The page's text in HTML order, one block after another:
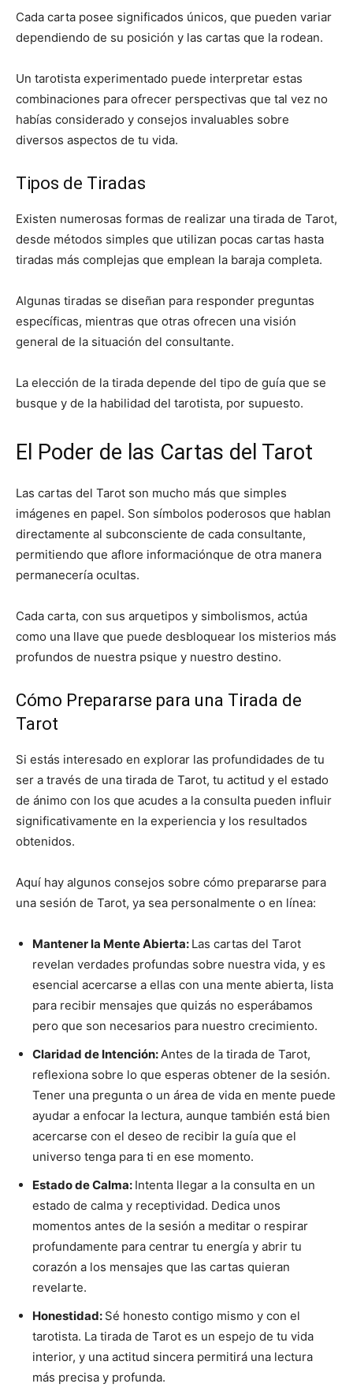
Cada carta posee significados únicos, que pueden variar
dependiendo de su posición y las cartas que la rodean.
Un tarotista experimentado puede interpretar estas
combinaciones para ofrecer perspectivas que tal vez no
habías considerado y consejos invaluables sobre
diversos aspectos de tu vida.
Tipos de Tiradas
Existen numerosas formas de realizar una tirada de Tarot,
desde métodos simples que utilizan pocas cartas hasta
tiradas más complejas que emplean la baraja completa.
Algunas tiradas se diseñan para responder preguntas
específicas, mientras que otras ofrecen una visión
general de la situación del consultante.
La elección de la tirada depende del tipo de guía que se
busque y de la habilidad del tarotista, por supuesto.
El Poder de las Cartas del Tarot
Las cartas del Tarot son mucho más que simples
imágenes en papel. Son símbolos poderosos que hablan
directamente al subconsciente de cada consultante,
permitiendo que aflore informaciónque de otra manera
permanecería ocultas.
Cada carta, con sus arquetipos y simbolismos, actúa
como una llave que puede desbloquear los misterios más
profundos de nuestra psique y nuestro destino.
Cómo Prepararse para una Tirada de
Tarot
Si estás interesado en explorar las profundidades de tu
ser a través de una tirada de Tarot, tu actitud y el estado
de ánimo con los que acudes a la consulta pueden influir
significativamente en la experiencia y los resultados
obtenidos.
Aquí hay algunos consejos sobre cómo prepararse para
una sesión de Tarot, ya sea personalmente o en línea:
Mantener la Mente Abierta: Las cartas del Tarot
revelan verdades profundas sobre nuestra vida, y es
esencial acercarse a ellas con una mente abierta, lista
para recibir mensajes que quizás no esperábamos
pero que son necesarios para nuestro crecimiento.
Claridad de Intención:Antes de la tirada de Tarot,
reflexiona sobre lo que esperas obtener de la sesión.
Tener una pregunta o un área de vida en mente puede
ayudar a enfocar la lectura, aunque también está bien
acercarse con el deseo de recibir la guía que el
universo tenga para ti en ese momento.
Estado de Calma: Intenta llegar a la consulta en un
estado de calma y receptividad. Dedica unos
momentos antes de la sesión a meditar o respirar
profundamente para centrar tu energía y abrir tu
corazón a los mensajes que las cartas quieran
revelarte.
Honestidad: Sé honesto contigo mismo y con el
tarotista. La tirada de Tarot es un espejo de tu vida
interior, y una actitud sincera permitirá una lectura
más precisa y profunda.